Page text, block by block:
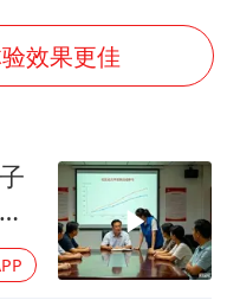
女子利用漏洞0元薅走3000多件家电
关空调 电费会更低吗
东方甄选被判赔偿江小白30万元
效果更佳